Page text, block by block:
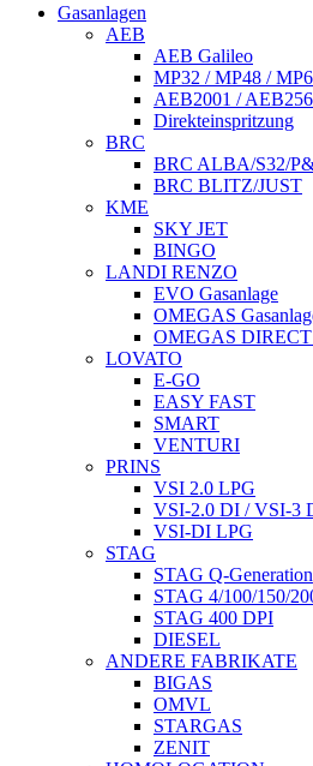
Gasanlagen
AEB
AEB Galileo
MP32 / MP48 /
AEB2001 /
Direkteinspritzung
BRC
BRC ALBA/S32/
BRC BLITZ/JUST
KME
SKY JET
BINGO
LANDI RENZO
EVO Gasanlage
OMEGAS
OMEGAS DIRECT
LOVATO
E-GO
EASY FAST
SMART
VENTURI
PRINS
VSI 2.0 LPG
VSI-2.0 DI / VSI-3
VSI-DI LPG
STAG
STAG Q-Generation
STAG 4/100/150/
STAG 400 DPI
DIESEL
ANDERE FABRIKATE
BIGAS
OMVL
STARGAS
ZENIT